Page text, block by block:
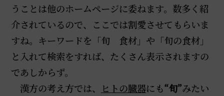
うことは他のホームページに委ねます。数多く紹
介されているので、ここでは割愛させてもらいま
すね。キーワードを「旬 食材」や「旬の食材」
と入れて検索をすれば、たくさん表示されますの
であしからず。
漢方の考え方では、
ヒトの臓器にも“旬”みたい